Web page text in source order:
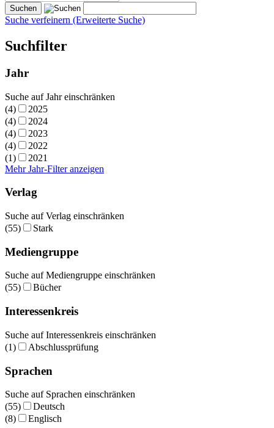
Suche verfeinern (Erweiterte Suche)
Suchfilter
Jahr
Suche auf Jahr einschränken
(4)
2025
(4)
2024
(4)
2023
(4)
2022
(1)
2021
Mehr Jahr-Filter anzeigen
Verlag
Suche auf Verlag einschränken
(55)
Stark
Mediengruppe
Suche auf Mediengruppe einschränken
(55)
Bücher
Interessenkreis
Suche auf Interessenkreis einschränken
(1)
Abschlussprüfung
Sprachen
Suche auf Sprachen einschränken
(55)
Deutsch
(8)
Englisch